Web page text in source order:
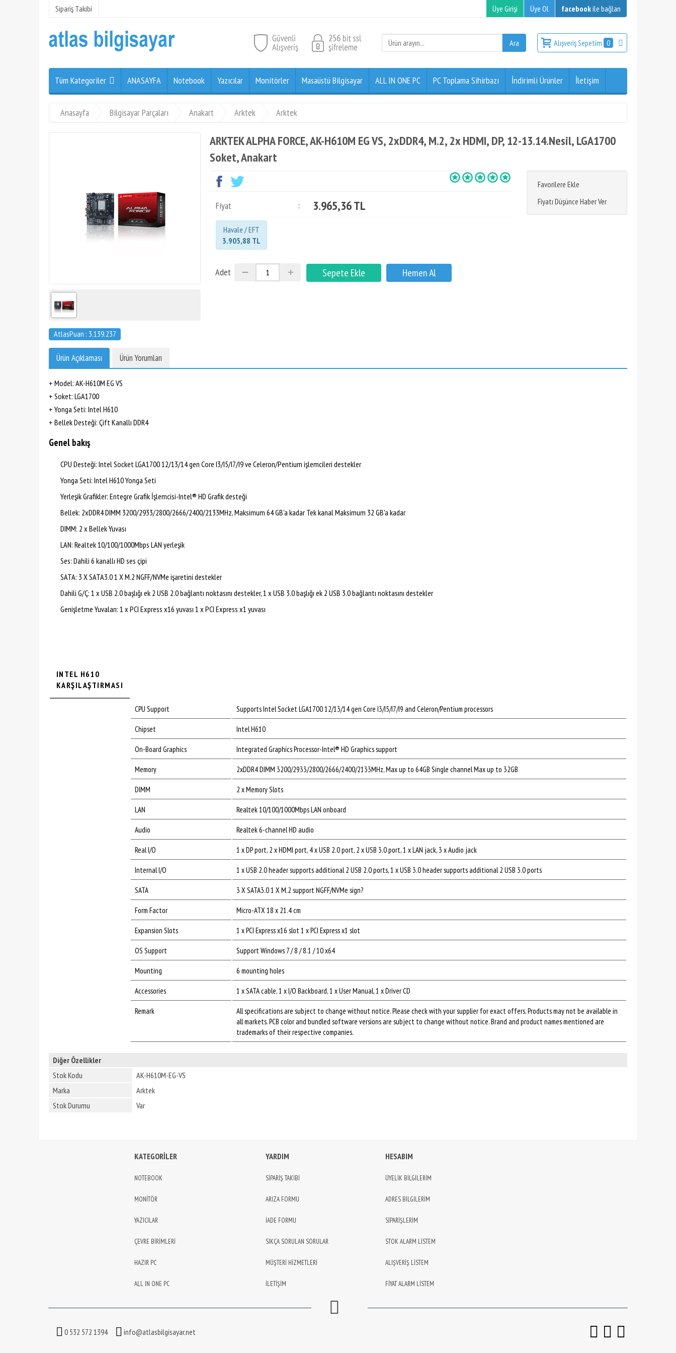
Sipariş Takibi Üye Girişi Üye Ol facebookile bağlan
Alışveriş Sepetim 0
Tüm Kategoriler ANASAYFA Notebook Yazıcılar Monitörler Masaüstü Bilgisayar ALL IN ONE PC PC Toplama Sihirbazı İndirimli Ürünler İletişim
Anasayfa Bilgisayar Parçaları Anakart Arktek Arktek
AtlasPuan : 3.139.237
ARKTEK ALPHA FORCE, AK-H610M EG VS, 2xDDR4, M.2, 2x HDMI, DP, 12-13.14.Nesil, LGA1700
Soket, Anakart
Favorilere Ekle
Fiyatı Düşünce Haber Ver
Fiyat : 3.965,36 TL
Havale / EFT
3.905,88 TL
Adet
Ürün Açıklaması Ürün Yorumları
+ Model: AK-H610M EG VS
+ Soket: LGA1700
+ Yonga Seti: Intel H610
+ Bellek Desteği: Çift Kanallı DDR4
Genel bakış
CPU Desteği: Intel Socket LGA1700 12/13/14 gen Core I3/I5/I7/I9 ve Celeron/Pentium işlemcileri destekler
Yonga Seti: Intel H610 Yonga Seti
Yerleşik Grafikler: Entegre Grafik İşlemcisi-Intel® HD Grafik desteği
Bellek: 2xDDR4 DIMM 3200/2933/2800/2666/2400/2133MHz, Maksimum 64 GB'a kadar Tek kanal Maksimum 32 GB'a kadar
DIMM: 2 x Bellek Yuvası
LAN: Realtek 10/100/1000Mbps LAN yerleşik
Ses: Dahili 6 kanallı HD ses çipi
SATA: 3 X SATA3.0 1 X M.2 NGFF/NVMe işaretini destekler
Dahili G/Ç: 1 x USB 2.0 başlığı ek 2 USB 2.0 bağlantı noktasını destekler, 1 x USB 3.0 başlığı ek 2 USB 3.0 bağlantı noktasını destekler
Genişletme Yuvaları: 1 x PCI Express x16 yuvası 1 x PCI Express x1 yuvası
INTEL H610
KARŞILAŞTIRMASI
CPU Support Supports Intel Socket LGA1700 12/13/14 gen Core I3/I5/I7/I9 and Celeron/Pentium processors
Chipset Intel H610
On-Board Graphics Integrated Graphics Processor-Intel® HD Graphics support
Memory 2xDDR4 DIMM 3200/2933/2800/2666/2400/2133MHz, Max up to 64GB Single channel Max up to 32GB
DIMM 2 x Memory Slots
LAN Realtek 10/100/1000Mbps LAN onboard
Audio Realtek 6-channel HD audio
Real I/O 1 x DP port, 2 x HDMI port, 4 x USB 2.0 port, 2 x USB 3.0 port, 1 x LAN jack, 3 x Audio jack
Internal I/O 1 x USB 2.0 header supports additional 2 USB 2.0 ports, 1 x USB 3.0 header supports additional 2 USB 3.0 ports
SATA 3 X SATA3.0 1 X M.2 support NGFF/NVMe sign?
Form Factor Micro-ATX 18 x 21.4 cm
Expansion Slots 1 x PCI Express x16 slot 1 x PCI Express x1 slot
OS Support Support Windows 7 / 8 / 8.1 / 10 x64
Mounting 6 mounting holes
Accessories 1 x SATA cable, 1 x I/O Backboard, 1 x User Manual, 1 x Driver CD
Remark
All specifications are subject to change without notice. Please check with your supplier for exact offers. Products may not be available in
all markets. PCB color and bundled software versions are subject to change without notice. Brand and product names mentioned are
trademarks of their respective companies.
Diğer Özellikler
Stok Kodu
AK-H610M-EG-VS
Marka
Arktek
Stok Durumu
Var
KATEGORİLER
NOTEBOOK
MONİTÖR
YAZICILAR
ÇEVRE BİRİMLERİ
HAZIR PC
ALL IN ONE PC
YARDIM
SİPARİŞ TAKİBİ
ARIZA FORMU
İADE FORMU
SIKÇA SORULAN SORULAR
MÜŞTERİ HİZMETLERİ
İLETİŞİM
HESABIM
ÜYELİK BİLGİLERİM
ADRES BİLGİLERİM
SİPARİŞLERİM
STOK ALARM LİSTEM
ALIŞVERİŞ LİSTEM
FİYAT ALARM LİSTEM
0 532 572 1394 info@atlasbilgisayar.net